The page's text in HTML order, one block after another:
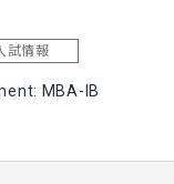
試情報
MBA-IB